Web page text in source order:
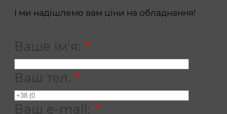
І ми надішлемо вам ціни на обладнання!
Ваше ім'я: *
Ваш тел. *
Ваш e-mail: *